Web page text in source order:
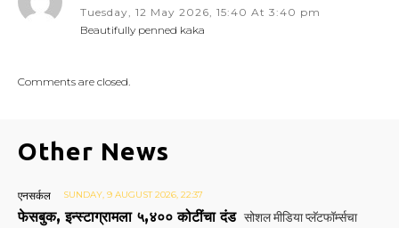
Tuesday, 12 May 2026, 15:40 At 3:40 pm
Beautifully penned kaka
Comments are closed.
Other News
एनसर्कल SUNDAY, 9 AUGUST 2026, 22:37
फेसबुक, इन्स्टाग्रामला ५,४०० कोटींचा दंड सोशल मीडिया प्लॅटफॉर्म्सचा